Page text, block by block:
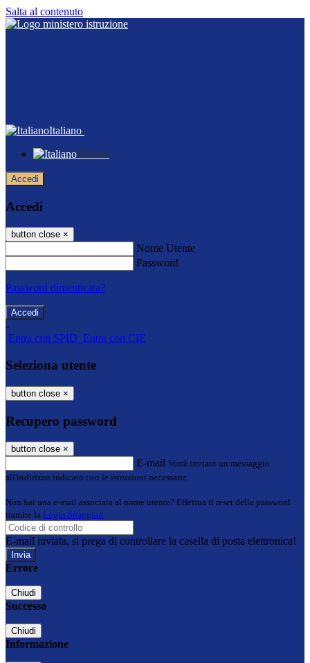
Salta al contenuto
Italiano
Italiano
Accedi
Accedi
button close ×
Nome Utente
Password
Password dimenticata?
-
Entra con SPID Entra con CIE
Seleziona utente
button close ×
Recupero password
button close ×
E-mail Verrà inviato un messaggio
all'indirizzo indicato con le istruzioni necessarie.
Non hai una e-mail associata al nome utente? Effettua il reset della password
tramite la Login Spaggiari
E-mail inviata, si prega di controllare la casella di posta elettronica!
Errore
Chiudi
Successo
Chiudi
Informazione